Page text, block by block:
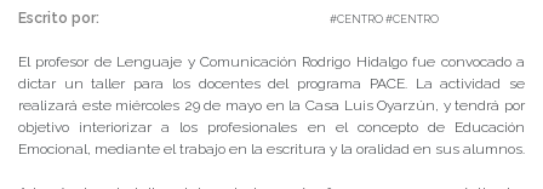
Escrito por: #CENTRO #CENTRO
El profesor de Lenguaje y Comunicación Rodrigo Hidalgo fue convocado a
dictar un taller para los docentes del programa PACE. La actividad se
realizará este miércoles 29 de mayo en la Casa Luis Oyarzún, y tendrá por
objetivo interiorizar a los profesionales en el concepto de Educación
Emocional, mediante el trabajo en la escritura y la oralidad en sus alumnos.